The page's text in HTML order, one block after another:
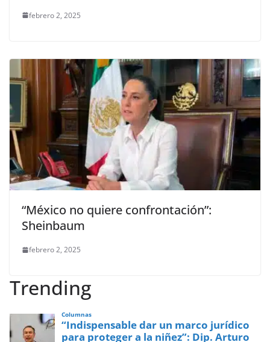
febrero 2, 2025
“México no quiere confrontación”:
Sheinbaum
febrero 2, 2025
Trending